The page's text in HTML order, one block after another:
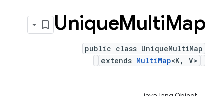
UniqueMultiMap
public class UniqueMultiMap
extends MultiMap<K, V>